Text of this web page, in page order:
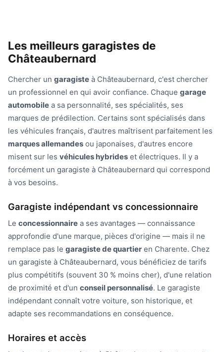
Les meilleurs garagistes de
Châteaubernard
Chercher un garagiste à Châteaubernard, c'est chercher
un professionnel en qui avoir confiance. Chaque garage
automobile a sa personnalité, ses spécialités, ses
marques de prédilection. Certains sont spécialisés dans
les véhicules français, d'autres maîtrisent parfaitement les
marques allemandes ou japonaises, d'autres encore
misent sur les véhicules hybrides et électriques. Il y a
forcément un garagiste à Châteaubernard qui correspond
à vos besoins.
Garagiste indépendant vs concessionnaire
Le concessionnaire a ses avantages — connaissance
approfondie d'une marque, pièces d'origine — mais il ne
remplace pas le garagiste de quartier en Charente. Chez
un garagiste à Châteaubernard, vous bénéficiez de tarifs
plus compétitifs (souvent 30 % moins cher), d'une relation
de proximité et d'un conseil personnalisé. Le garagiste
indépendant connaît votre voiture, son historique, et
adapte ses recommandations en conséquence.
Horaires et accès